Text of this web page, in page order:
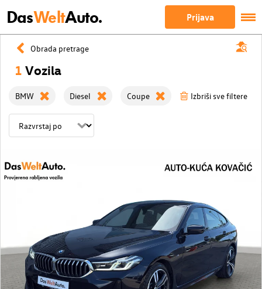
DasWeltAuto. Prijava
Obrada pretrage
1 Vozila
BMW Diesel Coupe Izbriši sve filtere